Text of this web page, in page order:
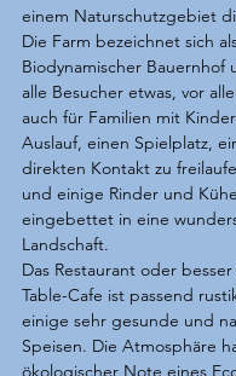
einem Naturschutzgebiet
Die Farm bezeichnet sich
Biodynamischer
alle Besucher etwas, vor
auch für Familien mit
Auslauf, einen Spielplatz,
direkten Kontakt zu
und einige Rinder und
eingebettet in eine
Landschaft.
Das Restaurant oder
Table-Cafe ist passend
einige sehr gesunde und
Speisen. Die Atmosphäre
ökologischer Note eines